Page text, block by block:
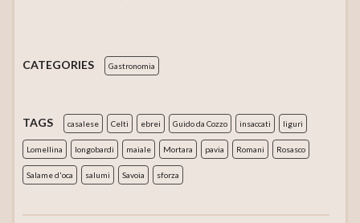
CATEGORIES Gastronomia
TAGS casalese Celti ebrei Guido da Cozzo insaccati liguri
Lomellina longobardi maiale Mortara pavia Romani Rosasco
Salame d'oca salumi Savoia sforza